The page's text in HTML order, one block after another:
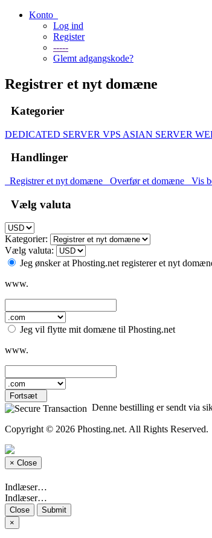
Konto
Log ind
Register
-----
Glemt adgangskode?
Registrer et nyt domæne
Kategorier
DEDICATED SERVER VPS ASIAN SERVER
Handlinger
Registrer et nyt domæne Overfør et domæne Vis
Vælg valuta
Kategorier:
Vælg valuta:
Jeg ønsker at Phosting.net registerer et nyt
www.
Jeg vil flytte mit domæne til Phosting.net
www.
Fortsæt
Denne bestilling er sendt via
Copyright © 2026 Phosting.net. All Rights Reserved.
× Close
Indlæser…
Indlæser…
Close
Submit
×